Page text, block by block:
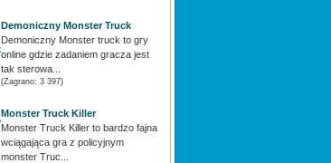
Demoniczny Monster Truck
Demoniczny Monster truck to gry
online gdzie zadaniem gracza jest
tak sterowa...
(Zagrano: 3 397)
Monster Truck Killer
Monster Truck Killer to bardzo fajna
wciągająca gra z policyjnym
monster Truc...